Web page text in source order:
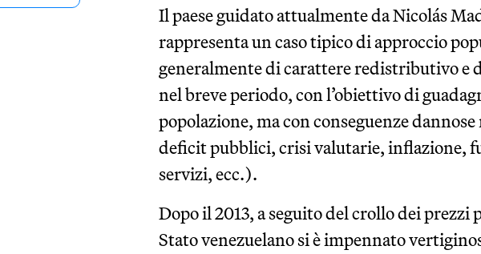
Il paese guidato attualmente da Nicolás
rappresenta un caso tipico di approccio
generalmente di carattere redistributivo e
nel breve periodo, con l’obiettivo di
popolazione, ma con conseguenze
deficit pubblici, crisi valutarie, inflazione,
servizi, ecc.).
Dopo il 2013, a seguito del crollo dei
Stato venezuelano si è impennato